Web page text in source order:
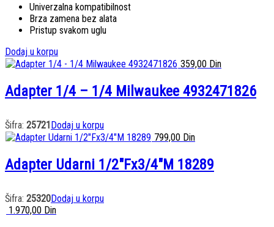
Univerzalna kompatibilnost
Brza zamena bez alata
Pristup svakom uglu
Dodaj u korpu
359,00 Din
Adapter 1/4 – 1/4 Milwaukee 4932471826
Šifra: 25721Dodaj u korpu
799,00 Din
Adapter Udarni 1/2″Fx3/4″M 18289
Šifra: 25320Dodaj u korpu
1.970,00 Din